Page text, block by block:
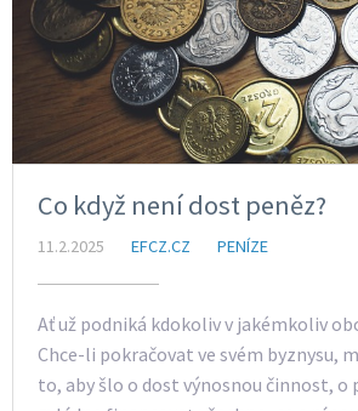
Co když není dost peněz?
11.2.2025 EFCZ.CZ PENÍZE
Ať už podniká kdokoliv v jakémkoliv
Chce-li pokračovat ve svém byznysu,
to, aby šlo o dost výnosnou činnost, o